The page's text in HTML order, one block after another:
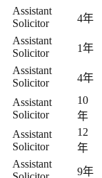
Assistant
Solicitor
4年
Assistant
Solicitor
1年
Assistant
Solicitor
4年
Assistant
Solicitor
10
年
Assistant
Solicitor
12
年
Assistant
9年